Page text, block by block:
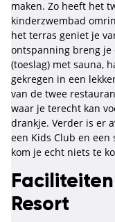
maken. Zo heeft het
kinderzwembad
het terras geniet je
ontspanning breng je
(toeslag) met sauna,
gekregen in een
van de twee
waar je terecht kan
drankje. Verder is er
een Kids Club en een
kom je echt niets te
Resort